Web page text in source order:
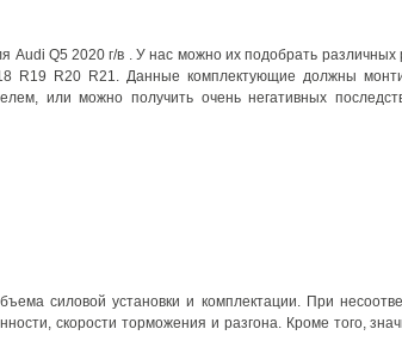
Audi Q5 2020 г/в . У нас можно их подобрать различных
R19 R20 R21. Данные комплектующие должны
или можно получить очень негативных
силовой установки и комплектации. При
скорости торможения и разгона. Кроме того,